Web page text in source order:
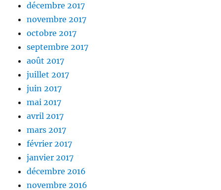
décembre 2017
novembre 2017
octobre 2017
septembre 2017
août 2017
juillet 2017
juin 2017
mai 2017
avril 2017
mars 2017
février 2017
janvier 2017
décembre 2016
novembre 2016